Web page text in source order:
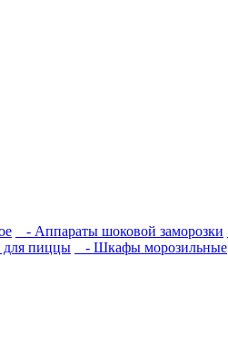
- Аппараты шоковой замoрoзки
для пиццы - Шкафы морозильные